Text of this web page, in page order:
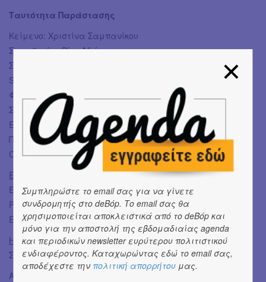
Ταυτότητα Παράστασης
Κείμενο: Χριστίνα Σαμπανίκου
Σκηνοθεσία: Βίκυ Αδάμου
Σκηνικά- Κοστούμια: Lazy Boy*
Sound Design: Σταύρος Γιαννουλάδης
Φωτισμοί/Φωτογραφίες: Xριστίνα Φυλακτοπούλου
Σχεδιασμός Aφίσας: Σπύρος Κοντογιώργης
Eπικοινωνία /Προώθηση παράστασης: Nταίζη Λεμπέση
Παραγωγή: Vault Theatre Plus και Life After Death Theatre
Company
Ερμηνεύουν
Έλσα: Κική Μαυρίδου
Ρόζα: Χριστίνα Σαμπανίκου
Επισκέπτης: Παναγιώτης Δελαβίνιας
Ημέρες και ώρες παραστάσεων:
Σάββατο 18:15 | Kυριακή 21:15
Aπό 16 Μαρτίου έως 28 Απριλίου
Συμπληρώστε το email σας για να γίνετε
συνδρομητής στο deBόp. Το email σας θα
χρησιμοποιείται αποκλειστικά από το deBόp και
μόνο για την αποστολή της εβδομαδιαίας agenda
και περιοδικών newsletter ευρύτερου πολιτιστικού
ενδιαφέροντος. Καταχωρώντας εδώ το email σας,
αποδέχεστε την πολιτική απορρήτου μας.